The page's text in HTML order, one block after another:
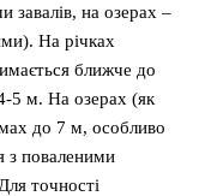
завалів, на озерах –
На річках
ближче до
5 м. На озерах (як
до 7 м, особливо
з поваленими
точності